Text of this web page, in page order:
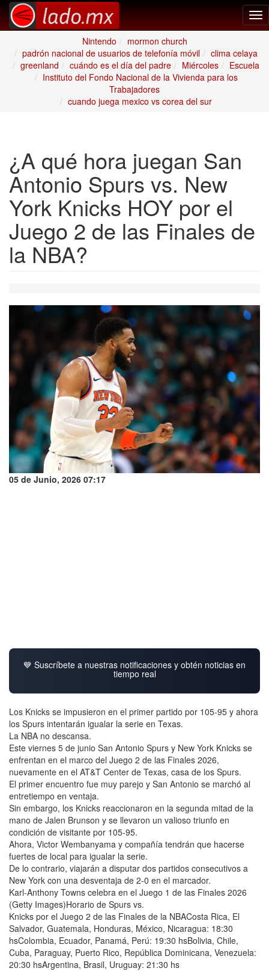
Nintendo
mormon church
padrón nacional de usuarios de telefonía móvil
clima celaya
greenland
cuándo es el día del padre Miércoles
Escuela
Instituto del Fondo Nacional de la Vivienda para los
Trabajadores
cuando juega mexico vs corea del sur
¿A qué hora juegan San
Antonio Spurs vs. New
York Knicks HOY por el
Juego 2 de las Finales de
la NBA?
05 de Junio, 2026 07:17
💙 Suscríbete a nuestras notificaciones y obtén noticias en
tiempo real
Los Knicks se impusieron en el primer partido por 105-95 y ahora
los Spurs intentarán igualar la serie en Texas.
La NBA no descansa.
Este viernes 5 de junio San Antonio Spurs y New York Knicks se
enfrentan en el marco del Juego 2 de las Finales 2026,
nuevamente en el AT&T Center de Texas, casa de los Spurs.
El primer encuentro fue muy parejo y San Antonio se marchó al
entretiempo en ventaja.
Sin embargo, los Knicks reaccionaron en la segunda mitad de la
mano de Jalen Brunson y se llevaron un valioso triunfo en
condición de visitante por 105-95.
Ahora, Victor Wembanyama y compañía tendrán que hacerse
fuertes de local para igualar la serie.
De lo contrario, viajarán a disputar dos partidos consecutivos a
New York con una desventaja de 2-0 en el marcador.
Karl-Anthony Towns celebra en el Juego 1 de las Finales 2026
(Getty Images)Horario de Spurs vs.
Knicks por el Juego 2 de las Finales de la NBACosta Rica, El
Salvador, Guatemala, Honduras, México, Nicaragua: 18:30
hsColombia, Ecuador, Panamá, Perú: 19:30 hsBolivia, Chile,
Cuba, Paraguay, Puerto Rico, República Dominicana, Venezuela:
20:30 hsArgentina, Brasil, Uruguay: 21:30 hs